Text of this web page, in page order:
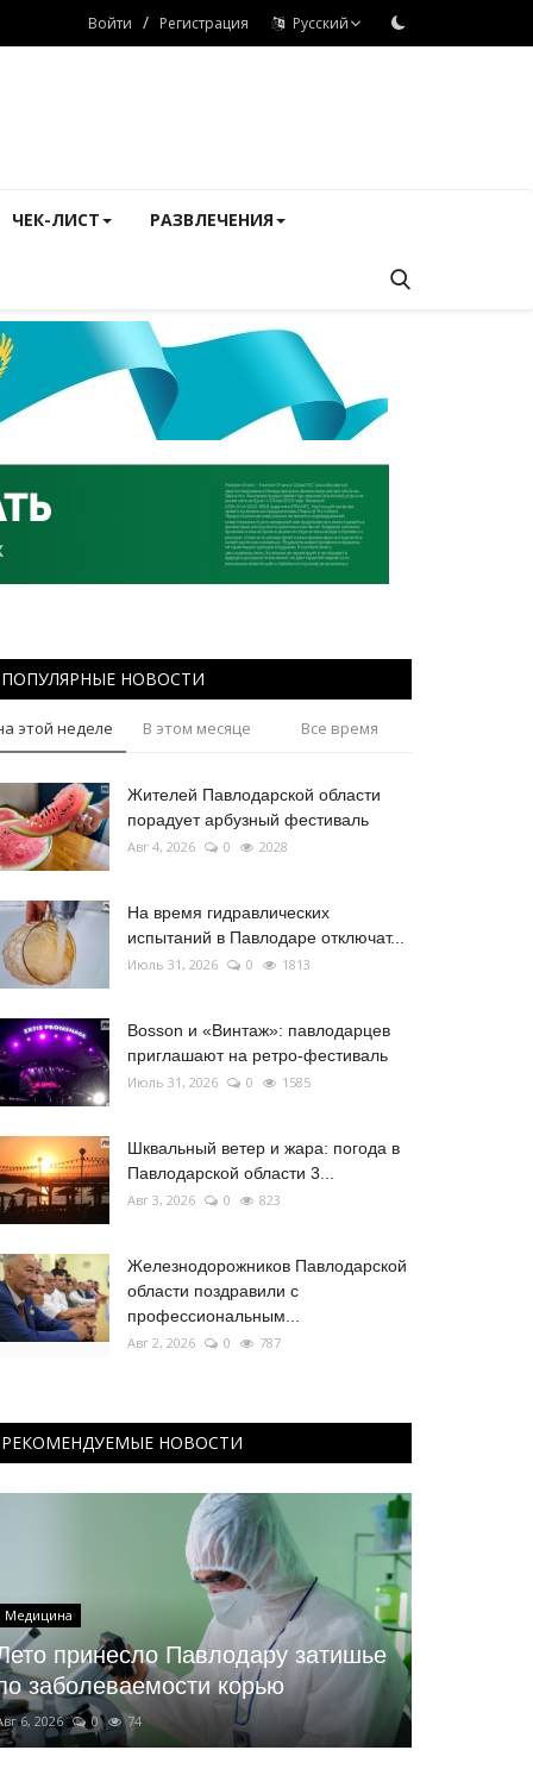
Войти / Регистрация Русский
ЧЕК-ЛИСТ РАЗВЛЕЧЕНИЯ
ПОПУЛЯРНЫЕ НОВОСТИ
этой неделе В этом месяце Все время
Жителей Павлодарской области
порадует арбузный фестиваль
Авг 4, 2026 0 2028
На время гидравлических
испытаний в Павлодаре отключат...
Июль 31, 2026 0 1813
Bosson и «Винтаж»: павлодарцев
приглашают на ретро-фестиваль
Июль 31, 2026 0 1585
Шквальный ветер и жара: погода в
Павлодарской области 3...
Авг 3, 2026 0 823
Железнодорожников Павлодарской
области поздравили с
профессиональным...
Авг 2, 2026 0 787
РЕКОМЕНДУЕМЫЕ НОВОСТИ
Медицина
принесло Павлодару затишье
заболеваемости корью
6, 2026 0 74